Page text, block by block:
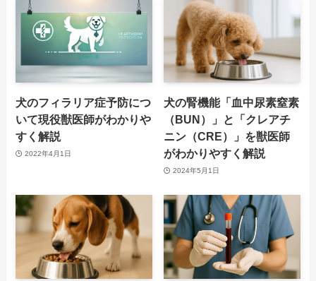
犬のフィラリア症予防につ
いて現役獣医師がわかりや
すく解説
2022年4月1日
犬の腎機能「血中尿素窒素
（BUN）」と「クレアチ
ニン（CRE）」を獣医師
がわかりやすく解説
2024年5月1日